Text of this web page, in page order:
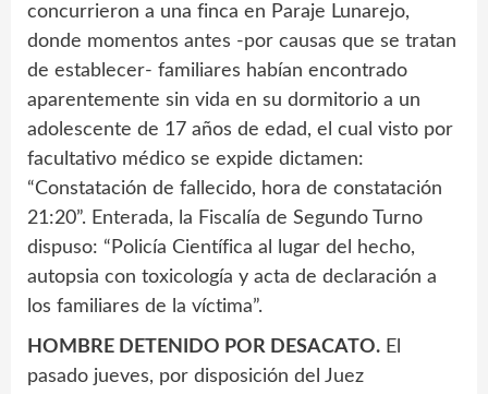
concurrieron a una finca en Paraje Lunarejo,
donde momentos antes -por causas que se tratan
de establecer- familiares habían encontrado
aparentemente sin vida en su dormitorio a un
adolescente de 17 años de edad, el cual visto por
facultativo médico se expide dictamen:
“Constatación de fallecido, hora de constatación
21:20”. Enterada, la Fiscalía de Segundo Turno
dispuso: “Policía Científica al lugar del hecho,
autopsia con toxicología y acta de declaración a
los familiares de la víctima”.
HOMBRE DETENIDO POR DESACATO. El
pasado jueves, por disposición del Juez